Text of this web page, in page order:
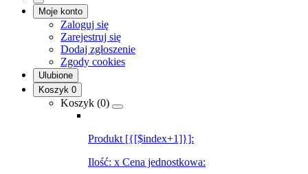
Moje konto
Zaloguj się
Zarejestruj się
Dodaj zgłoszenie
Zgody cookies
Ulubione
Koszyk 0
Koszyk (0)
Produkt [{[$index+1]}]:
Ilość: x Cena jednostkowa: